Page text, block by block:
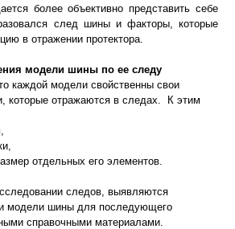
более объективно представить себе
след шины и факторы, которые
в отражении протектора.
модели шины по ее следу
каждой модели свойственны свои
которые отражаются в следах. К этим
отдельных его элементов.
следов, выявляются
модели шины для последующего
справочными материалами.